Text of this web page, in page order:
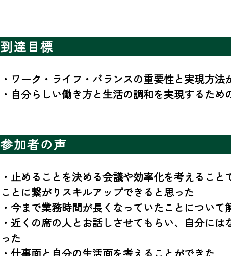
到達目標
・ワーク・ライフ・バランスの重要性と実現方法
・自分らしい働き方と生活の調和を実現するため
参加者の声
・止めることを決める会議や効率化を考えるこ
ことに繋がりスキルアップできると思った
・今まで業務時間が長くなっていたことについて
・近くの席の人とお話しさせてもらい、自分に
った
・仕事面と自分の生活面を考えることができた